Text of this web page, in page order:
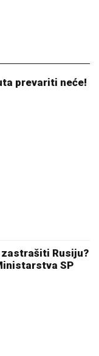
prevariti neće!
zastrašiti Rusiju?
SP